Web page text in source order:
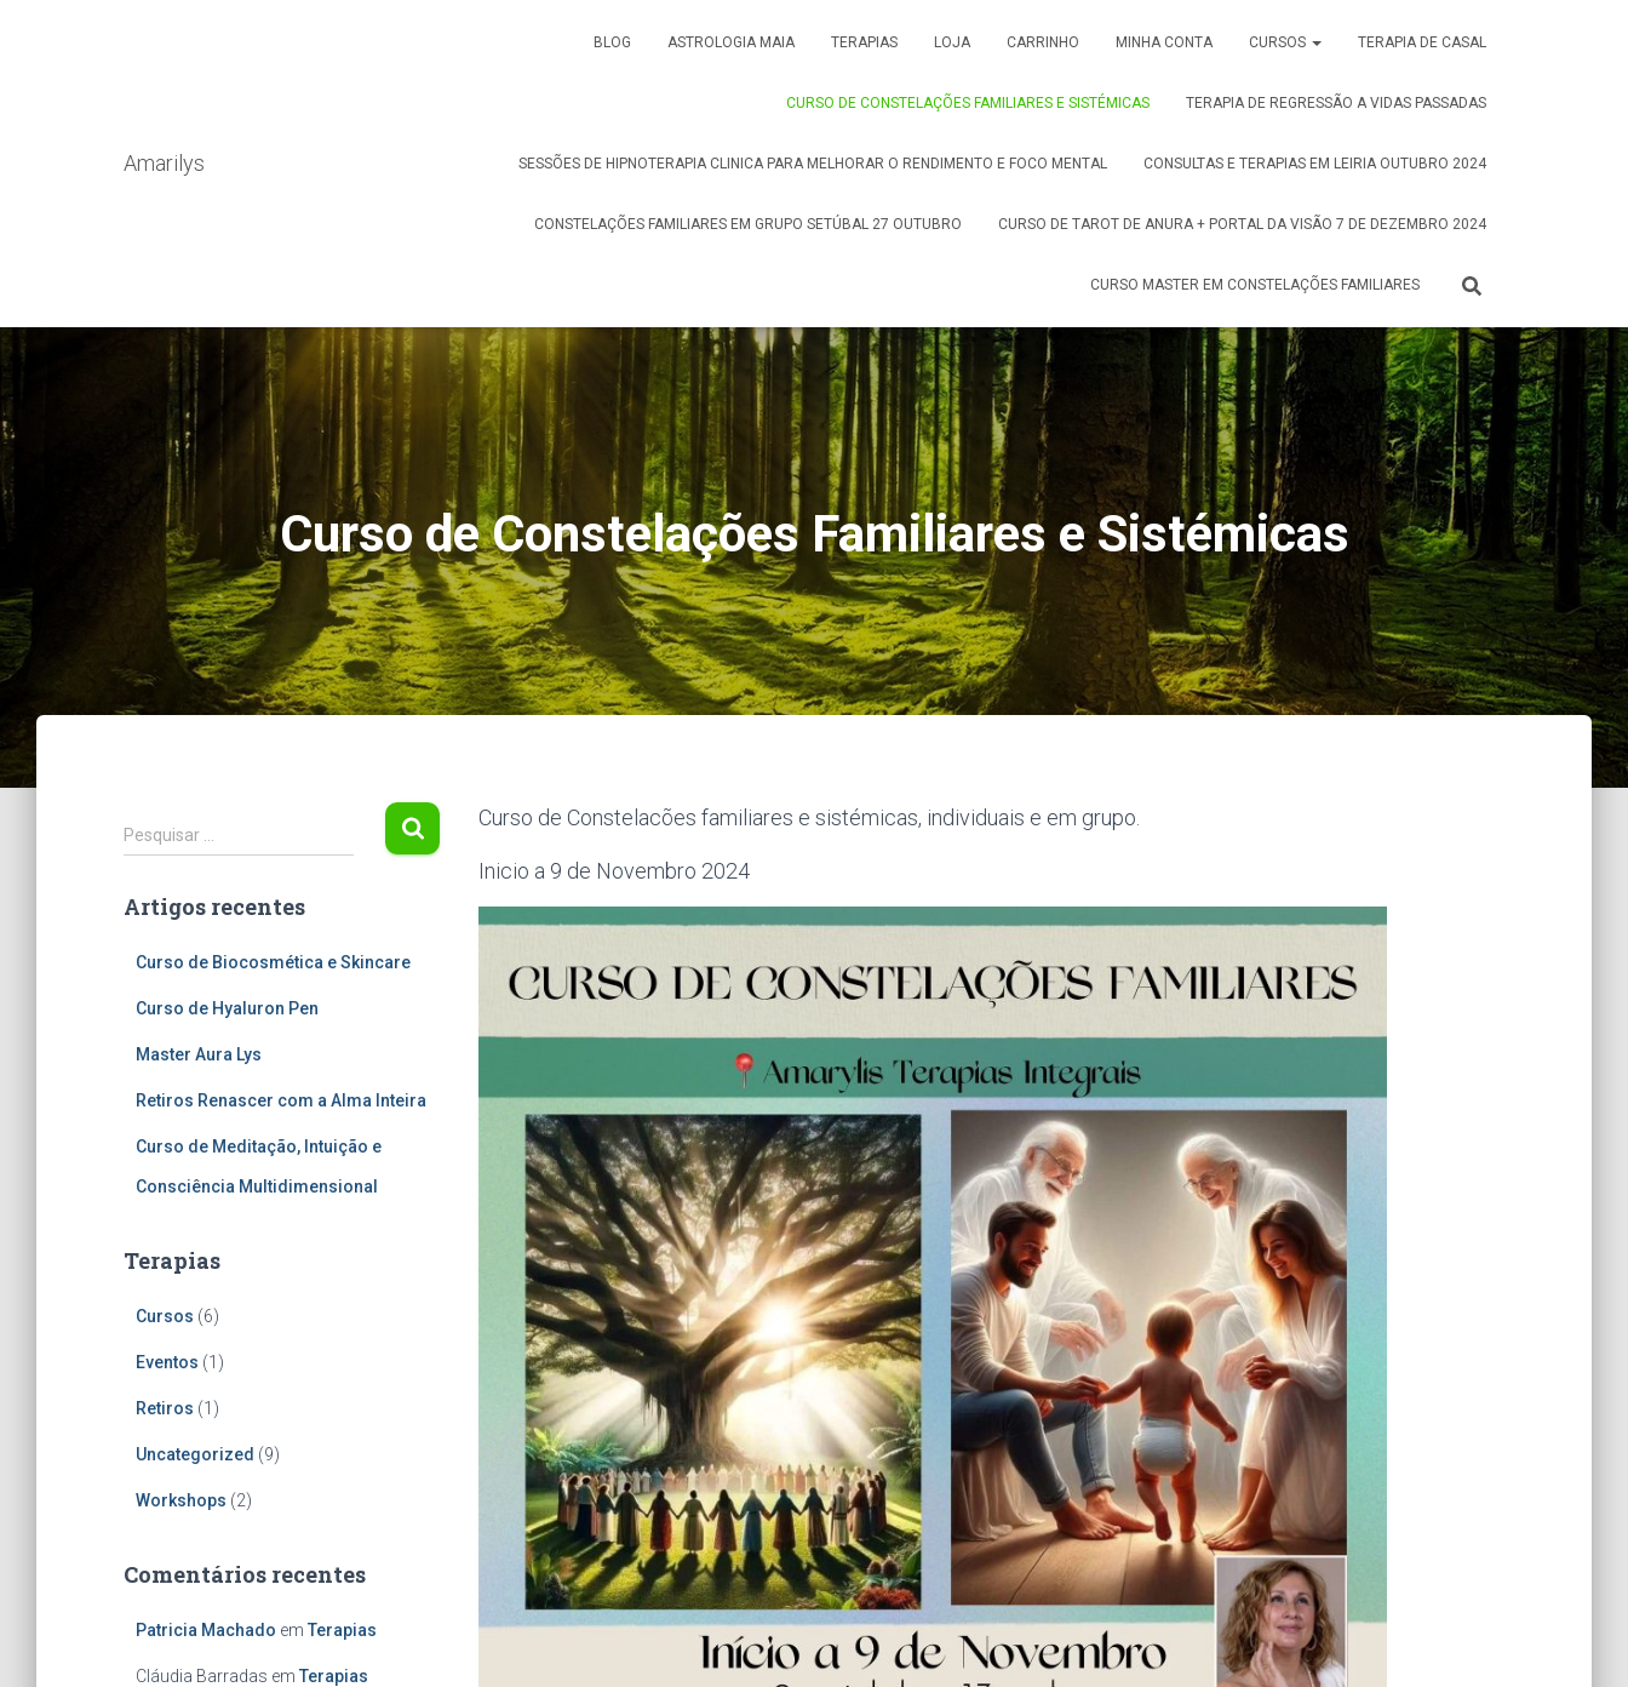
Amarilys
BLOG ASTROLOGIA MAIA TERAPIAS LOJA CARRINHO MINHA CONTA CURSOS TERAPIA DE CASAL
CURSO DE CONSTELAÇÕES FAMILIARES E SISTÉMICAS TERAPIA DE REGRESSÃO A VIDAS PASSADAS
SESSÕES DE HIPNOTERAPIA CLINICA PARA MELHORAR O RENDIMENTO E FOCO MENTAL CONSULTAS E TERAPIAS EM LEIRIA OUTUBRO 2024
CONSTELAÇÕES FAMILIARES EM GRUPO SETÚBAL 27 OUTUBRO CURSO DE TAROT DE ANURA + PORTAL DA VISÃO 7 DE DEZEMBRO 2024
CURSO MASTER EM CONSTELAÇÕES FAMILIARES
Curso de Constelações Familiares e Sistémicas
P
e
q
Pesquisar …
Artigos recentes
Curso de Biocosmética e Skincare
Curso de Hyaluron Pen
Master Aura Lys
Retiros Renascer com a Alma Inteira
Curso de Meditação, Intuição e
Consciência Multidimensional
Terapias
Cursos (6)
Eventos (1)
Retiros (1)
Uncategorized (9)
Workshops (2)
Comentários recentes
Patricia Machado em Terapias
Cláudia Barradas em Terapias
Curso de Constelacões familiares e sistémicas, individuais e em grupo.
Inicio a 9 de Novembro 2024